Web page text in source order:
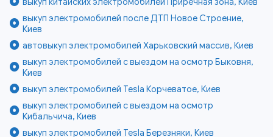
выкуп электромобилей после ДТП Новое Строение,
Киев
автовыкуп электромобилей Харьковский массив, Киев
выкуп электромобилей с выездом на осмотр Быковня,
Киев
выкуп электромобилей Tesla Корчеватое, Киев
выкуп электромобилей с выездом на осмотр
Кибальчича, Киев
выкуп электромобилей Tesla Березняки, Киев